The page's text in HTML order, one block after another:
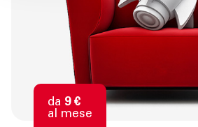
da 9 €
al mese